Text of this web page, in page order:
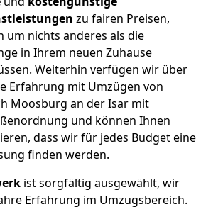
zu fairen Preisen,
um nichts anderes als die
in Ihrem neuen Zuhause
Weiterhin verfügen wir über
Erfahrung mit Umzügen von
Moosburg an der Isar mit
und können Ihnen
dass wir für jedes Budget eine
finden werden.
ist sorgfältig ausgewählt, wir
Erfahrung im Umzugsbereich.